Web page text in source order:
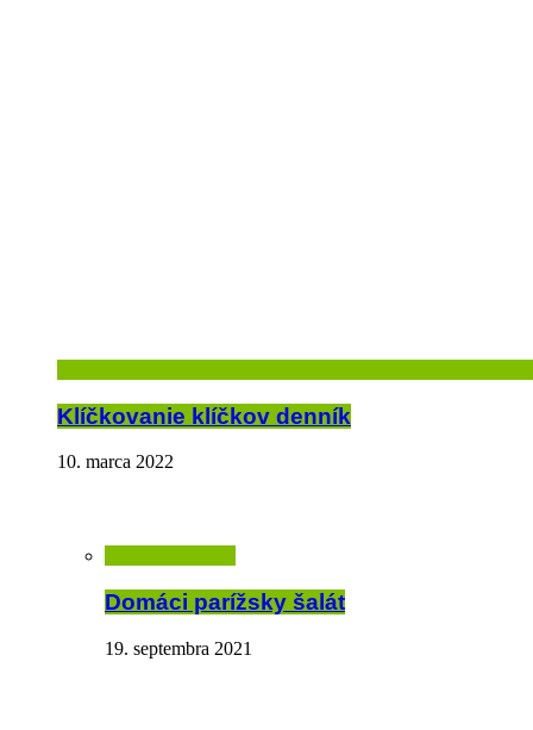
Klíčkovanie klíčkov denník
10. marca 2022
Domáci parížsky šalát
19. septembra 2021